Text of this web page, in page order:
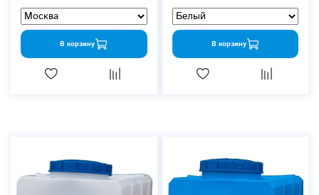
В корзину В корзину